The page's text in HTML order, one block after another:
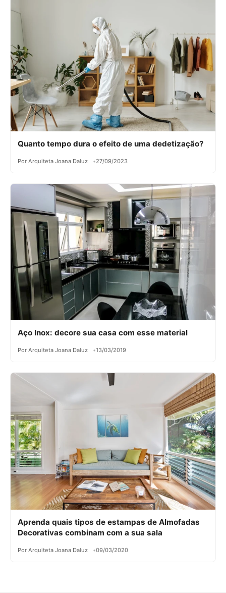
Quanto tempo dura o efeito de uma dedetização?
Por Arquiteta Joana Daluz 27/09/2023
Aço Inox: decore sua casa com esse material
Por Arquiteta Joana Daluz 13/03/2019
Aprenda quais tipos de estampas de Almofadas
Decorativas combinam com a sua sala
Por Arquiteta Joana Daluz 09/03/2020